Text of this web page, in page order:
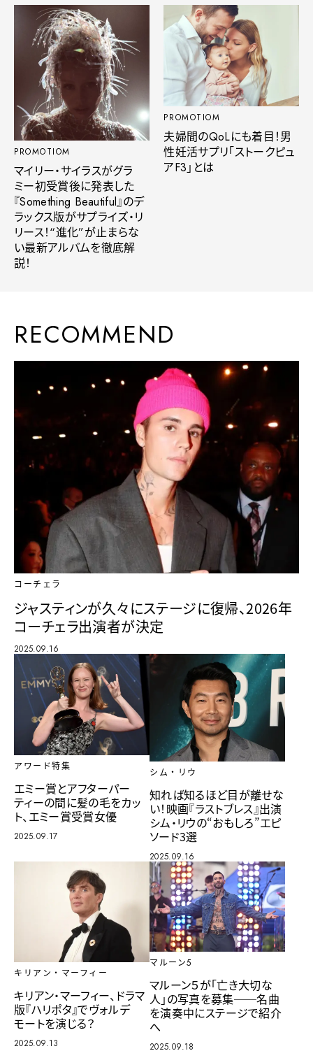
PROMOTIOM
マイリー・サイラスがグラ
ミー初受賞後に発表した
『Something Beautiful』のデ
ラックス版がサプライズ・リ
リース！“進化”が止まらな
い最新アルバムを徹底解
説！
PROMOTIOM
夫婦間のQoLにも着目！男
性妊活サプリ「ストークピュ
アF3」とは
RECOMMEND
コーチェラ
ジャスティンが久々にステージに復帰、2026年
コーチェラ出演者が決定
2025.09.16
アワード特集
エミー賞とアフターパー
ティーの間に髪の毛をカッ
ト、エミー賞受賞女優
2025.09.17
シム・リウ
知れば知るほど目が離せな
い！映画『ラストブレス』出演
シム・リウの“おもしろ”エピ
ソード3選
2025.09.16
キリアン・マーフィー
キリアン・マーフィー、ドラマ
版『ハリポタ』でヴォルデ
モートを演じる？
2025.09.13
マルーン5
マルーン５が「亡き大切な
人」の写真を募集──名曲
を演奏中にステージで紹介
へ
2025.09.18